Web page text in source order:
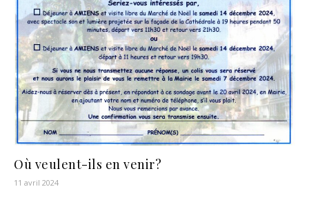
Où veulent-ils en venir?
11 avril 2024